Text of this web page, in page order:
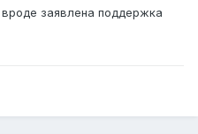
заявлена поддержка